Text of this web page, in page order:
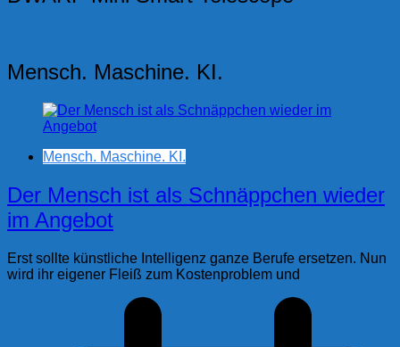
Beiträge
Mensch. Maschine. KI.
Mensch. Maschine. KI.
Der Mensch ist als Schnäppchen wieder
im Angebot
Erst sollte künstliche Intelligenz ganze Berufe ersetzen. Nun
wird ihr eigener Fleiß zum Kostenproblem und